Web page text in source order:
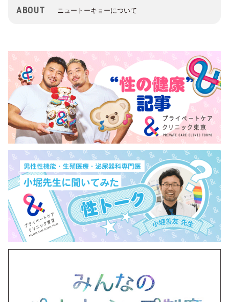
ABOUT ニュートーキョーについて